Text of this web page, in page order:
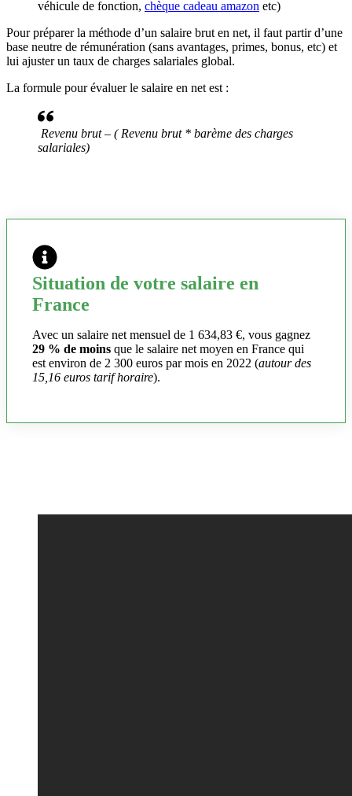
véhicule de fonction, chèque cadeau amazon etc)
Pour préparer la méthode d’un salaire brut en net, il faut partir d’une
base neutre de rémunération (sans avantages, primes, bonus, etc) et
lui ajuster un taux de charges salariales global.
La formule pour évaluer le salaire en net est :
Revenu brut – ( Revenu brut * barème des charges
salariales)
Situation de votre salaire en
France
Avec un salaire net mensuel de 1 634,83 €, vous gagnez
29 % de moins que le salaire net moyen en France qui
est environ de 2 300 euros par mois en 2022 (autour des
15,16 euros tarif horaire).